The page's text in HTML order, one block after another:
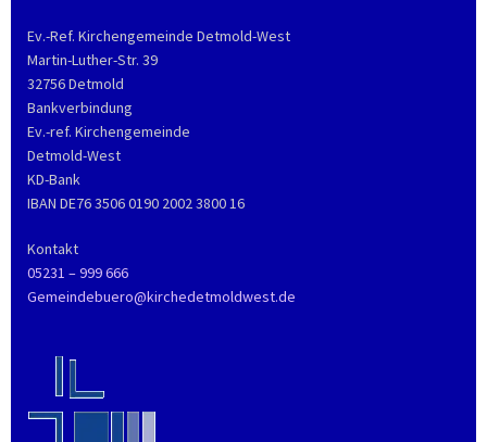
Ev.-Ref. Kirchengemeinde Detmold-West
Martin-Luther-Str. 39
32756 Detmold
Bankverbindung
Ev.-ref. Kirchengemeinde
Detmold-West
KD-Bank
IBAN DE76 3506 0190 2002 3800 16
Kontakt
05231 – 999 666
Gemeindebuero@kirchedetmoldwest.de